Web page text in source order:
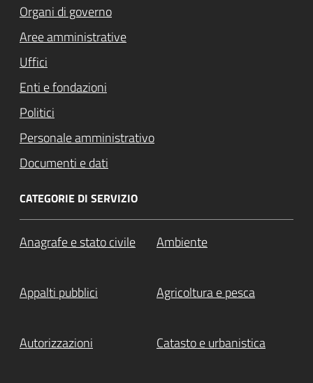
Organi di governo
Aree amministrative
Uffici
Enti e fondazioni
Politici
Personale amministrativo
Documenti e dati
CATEGORIE DI SERVIZIO
Anagrafe e stato civile Ambiente
Appalti pubblici Agricoltura e pesca
Autorizzazioni Catasto e urbanistica